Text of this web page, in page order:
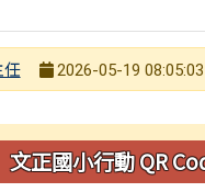
任
2026-05-19 08:05:03
容
文正國小行動 QR